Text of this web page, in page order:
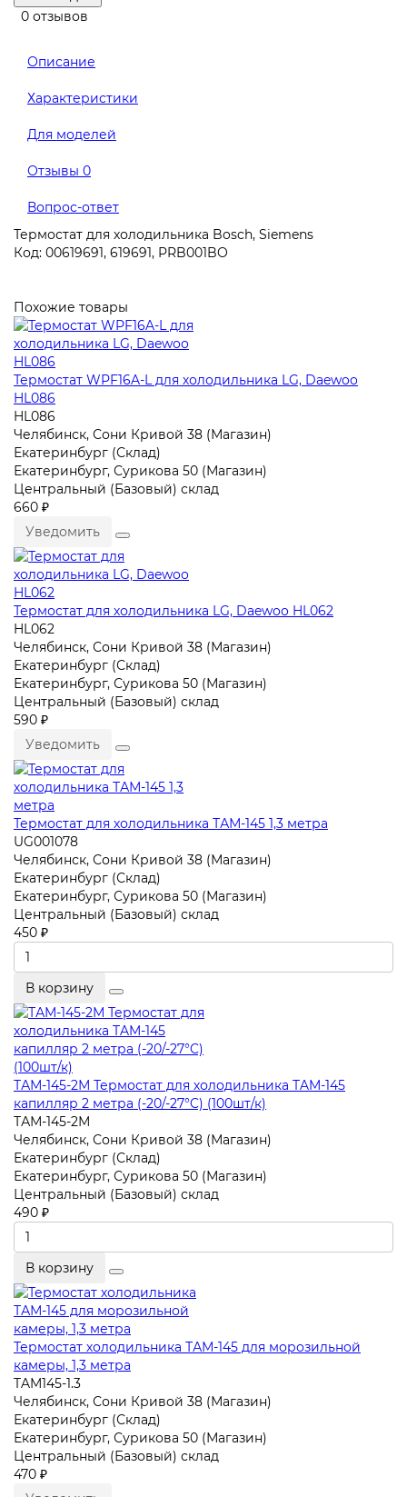
0 отзывов
Описание
Характеристики
Для моделей
Отзывы 0
Вопрос-ответ
Термостат для холодильника Bosch, Siemens
Код: 00619691, 619691, PRB001BO
Похожие товары
Термостат WPF16A-L для холодильника LG, Daewoo
HL086
HL086
Челябинск, Сони Кривой 38 (Магазин)
Екатеринбург (Склад)
Екатеринбург, Сурикова 50 (Магазин)
Центральный (Базовый) склад
660 ₽
Уведомить
Термостат для холодильника LG, Daewoo HL062
HL062
Челябинск, Сони Кривой 38 (Магазин)
Екатеринбург (Склад)
Екатеринбург, Сурикова 50 (Магазин)
Центральный (Базовый) склад
590 ₽
Уведомить
Термостат для холодильника ТАМ-145 1,3 метра
UG001078
Челябинск, Сони Кривой 38 (Магазин)
Екатеринбург (Склад)
Екатеринбург, Сурикова 50 (Магазин)
Центральный (Базовый) склад
450 ₽
В корзину
ТАМ-145-2М Термостат для холодильника TAM-145
капилляр 2 метра (-20/-27°C) (100шт/к)
ТАМ-145-2М
Челябинск, Сони Кривой 38 (Магазин)
Екатеринбург (Склад)
Екатеринбург, Сурикова 50 (Магазин)
Центральный (Базовый) склад
490 ₽
В корзину
Термостат холодильника ТАМ-145 для морозильной
камеры, 1,3 метра
TAM145-1.3
Челябинск, Сони Кривой 38 (Магазин)
Екатеринбург (Склад)
Екатеринбург, Сурикова 50 (Магазин)
Центральный (Базовый) склад
470 ₽